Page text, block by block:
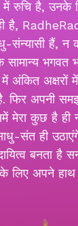
में रुचि है,
है,
संन्यासी हैं, न
भगवत
अंकित अक्षरों
फिर अपनी
मेरा कुछ है ही
साधु-संत ही
बनता
के लिए अपने हाथ